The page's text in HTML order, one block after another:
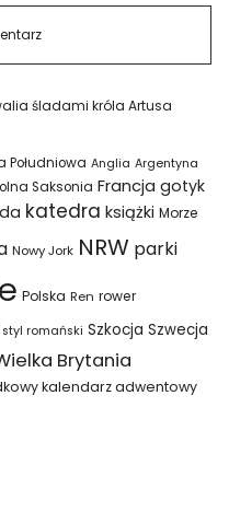
śladami króla Artusa
Południowa Anglia Argentyna
Saksonia Francja gotyk
katedra książki Morze
Nowy Jork NRW parki
Polska Ren rower
styl romański Szkocja Szwecja
Brytania
kalendarz adwentowy